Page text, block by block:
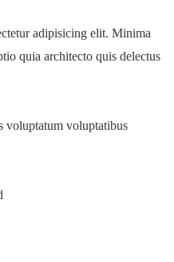
adipisicing elit. Minima
quia architecto quis delectus
voluptatum voluptatibus